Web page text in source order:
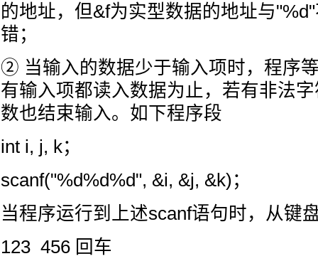
的地址，但&f为实型数据的地址与
错；
② 当输入的数据少于输入项时，程序
有输入项都读入数据为止，若有非法
数也结束输入。如下程序段
int i, j, k；
scanf("%d%d%d", &i, &j, &k)；
当程序运行到上述scanf语句时，从键
123 456 回车